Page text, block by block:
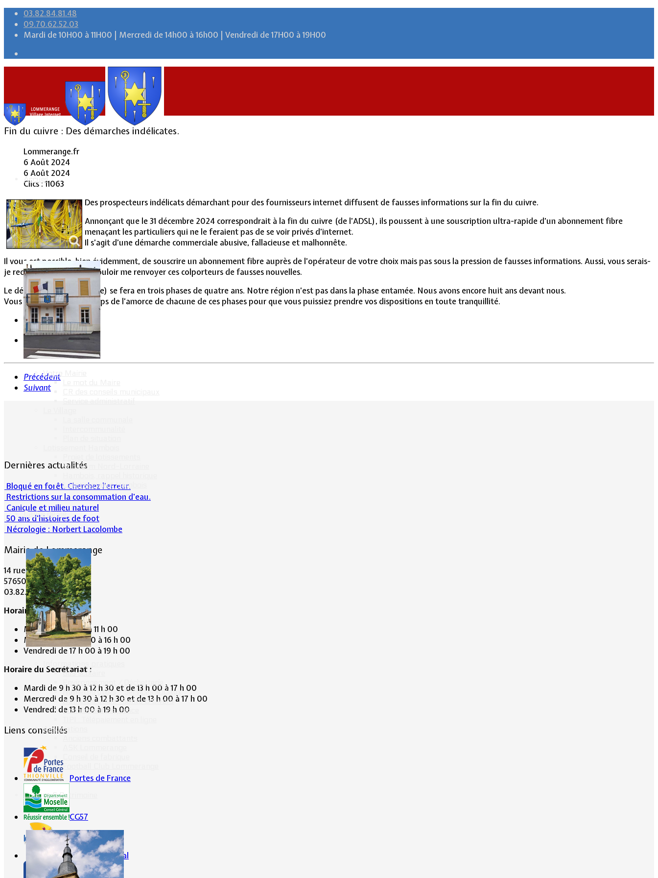
03.82.84.81.48
09.70.62.52.03
Mardi de 10H00 à 11H00 | Mercredi de 14h00 à 16h00 | Vendredi de 17H00 à 19H00
Accueil
Vie Municipale
Votre Mairie
Sodevam Nord-Lorraine
Le lotissement Hambois
Cadre de vie
Bus scolaire
Environnement / Déchetterie
Numéros utiles - Services sociaux
Numéros utiles -Santé & Divers
Conciliateur de justice
Associations
Football Club Lommerange
Culture & Patrimoine
Fin du cuivre : Des démarches indélicates.
Lommerange.fr
6 Août 2024
6 Août 2024
Clics : 11063
Des prospecteurs indélicats démarchant pour des fournisseurs internet diffusent de fausses informations sur la fin du cuivre.
Annonçant que le 31 décembre 2024 correspondrait à la fin du cuivre (de l’ADSL), ils poussent à une souscription ultra-rapide d’un abonnement fibre
menaçant les particuliers qui ne le feraient pas de se voir privés d’internet.
Il s’agit d’une démarche commerciale abusive, fallacieuse et malhonnête.
Il vous est possible, bien évidemment, de souscrire un abonnement fibre auprès de l’opérateur de votre choix mais pas sous la pression de fausses informations. Aussi, vous serais-
je reconnaissant de bien vouloir me renvoyer ces colporteurs de fausses nouvelles.
Le décuivrage (fin du cuivre) se fera en trois phases de quatre ans. Notre région n’est pas dans la phase entamée. Nous avons encore huit ans devant nous.
Vous serez informés à temps de l’amorce de chacune de ces phases pour que vous puissiez prendre vos dispositions en toute tranquillité.
Précédent
Suivant
Dernières actualités
Bloqué en forêt. Cherchez l’erreur.
Restrictions sur la consommation d'eau.
Canicule et milieu naturel
50 ans d’histoires de foot
Nécrologie : Norbert Lacolombe
Mairie de Lommerange
14 rue Maréchal Joffre
57650 LOMMERANGE
03.82.84.81.48
Horaire de la Mairie:
Mardi de 10 h 00 à 11 h 00
Mercredi de 14 h 00 à 16 h 00
Vendredi de 17 h 00 à 19 h 00
Horaire du Secrétariat :
Mardi de 9 h 30 à 12 h 30 et de 13 h 00 à 17 h 00
Mercredi de 9 h 30 à 12 h 30 et de 13 h 00 à 17 h 00
Vendredi de 13 h 00 à 19 h 00
Liens conseillés
Portes de France
CG57
Conseil Régional